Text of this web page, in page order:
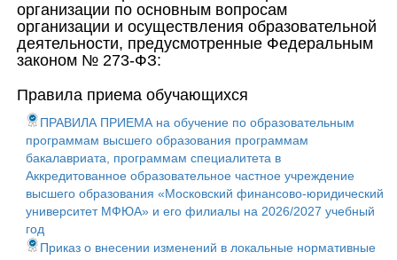
организации по основным вопросам
организации и осуществления образовательной
деятельности, предусмотренные Федеральным
законом № 273-ФЗ:
Правила приема обучающихся
ПРАВИЛА ПРИЕМА на обучение по образовательным
программам высшего образования программам
бакалавриата, программам специалитета в
Аккредитованное образовательное частное учреждение
высшего образования «Московский финансово-юридический
университет МФЮА» и его филиалы на 2026/2027 учебный
год
Приказ о внесении изменений в локальные нормативные